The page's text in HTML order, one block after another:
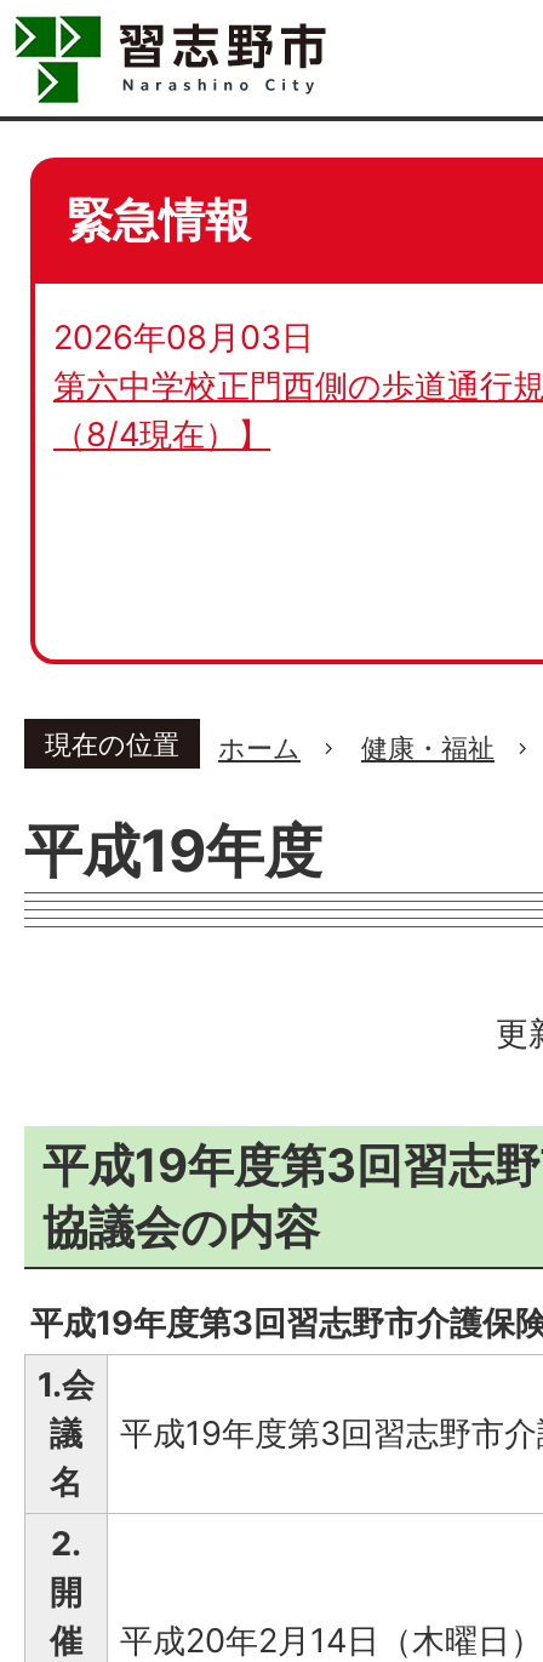
緊急情報
2026年08月03日
第六中学校正門西側の歩道通行
（8/4現在）】
現在の位置 ホーム 健康・福祉
平成19年度
更
平成19年度第3回習志
協議会の内容
平成19年度第3回習志野市介護保
1.会
議
名
平成19年度第3回習志野市
2.
開
催
平成20年2月14日（木曜日